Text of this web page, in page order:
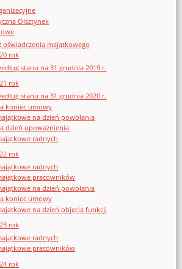
Olsztynek
oświadczenia majątkowego
rok
stanu na 31 grudnia 2019 r.
rok
stanu na 31 grudnia 2020 r.
koniec umowy
na dzień powołania
dzień upoważnienia
radnych
rok
radnych
pracowników
na dzień powołania
koniec umowy
na dzień objęcia funkcji
rok
radnych
pracowników
rok